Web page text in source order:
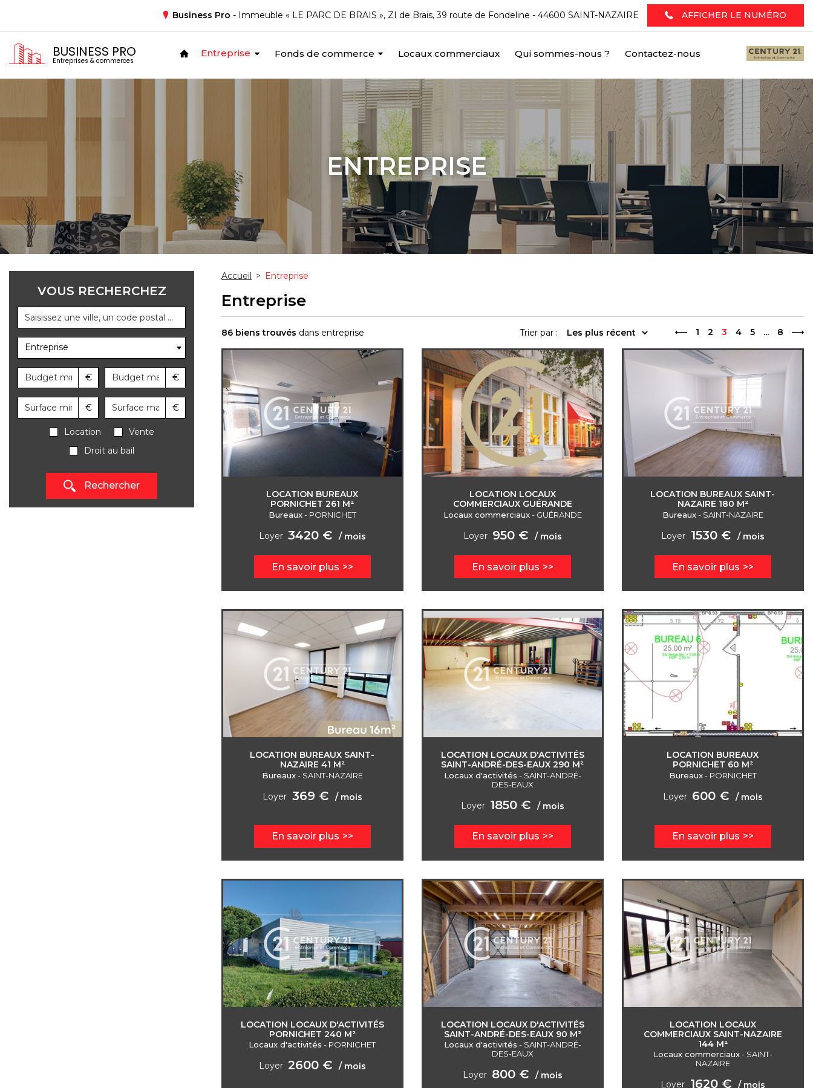
Business Pro - Immeuble « LE PARC DE BRAIS », ZI de Brais, 39 route de Fondeline - 44600 SAINT-NAZAIRE AFFICHER LE NUMÉRO
BUSINESS PRO
Entreprises & commerces
Entreprise Fonds de commerce Locaux commerciaux Qui sommes-nous ? Contactez-nous
ENTREPRISE
VOUS RECHERCHEZ
Entreprise
€ €
€ €
Location
Vente
Droit au bail
Rechercher
Accueil > Entreprise
Entreprise
86 biens trouvés dans entreprise Trier par : 1 2 3 4 5 ... 8
LOCATION BUREAUX
PORNICHET 261 M²
Bureaux- PORNICHET
Loyer 3420 € / mois
En savoir plus
LOCATION LOCAUX
COMMERCIAUX GUÉRANDE
Locaux commerciaux- GUÉRANDE
Loyer 950 € / mois
En savoir plus
LOCATION BUREAUX SAINT-
NAZAIRE 180 M²
Bureaux- SAINT-NAZAIRE
Loyer 1530 € / mois
En savoir plus
LOCATION BUREAUX SAINT-
NAZAIRE 41 M²
Bureaux- SAINT-NAZAIRE
Loyer 369 € / mois
En savoir plus
LOCATION LOCAUX D'ACTIVITÉS
SAINT-ANDRÉ-DES-EAUX 290 M²
Locaux d'activités - SAINT-ANDRÉ-
DES-EAUX
Loyer 1850 € / mois
En savoir plus
LOCATION BUREAUX
PORNICHET 60 M²
Bureaux- PORNICHET
Loyer 600 € / mois
En savoir plus
LOCATION LOCAUX D'ACTIVITÉS
PORNICHET 240 M²
Locaux d'activités - PORNICHET
Loyer 2600 € / mois
LOCATION LOCAUX D'ACTIVITÉS
SAINT-ANDRÉ-DES-EAUX 90 M²
Locaux d'activités - SAINT-ANDRÉ-
DES-EAUX
Loyer 800 € / mois
LOCATION LOCAUX
COMMERCIAUX SAINT-NAZAIRE
144 M²
Locaux commerciaux- SAINT-
NAZAIRE
Loyer 1620 € / mois